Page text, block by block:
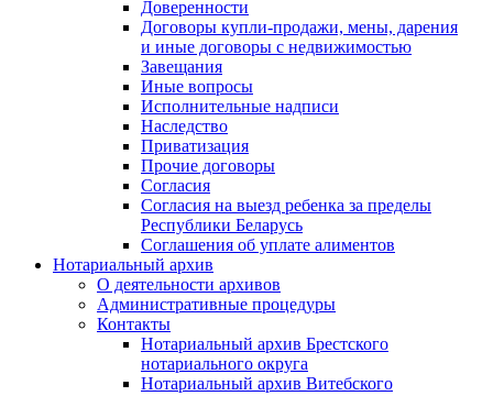
Доверенности
Договоры купли-продажи, мены, дарения
и иные договоры с недвижимостью
Завещания
Иные вопросы
Исполнительные надписи
Наследство
Приватизация
Прочие договоры
Согласия
Согласия на выезд ребенка за пределы
Республики Беларусь
Соглашения об уплате алиментов
Нотариальный архив
О деятельности архивов
Административные процедуры
Контакты
Нотариальный архив Брестского
нотариального округа
Нотариальный архив Витебского